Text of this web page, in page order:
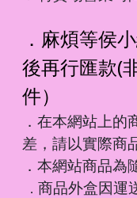
．麻煩等侯
後再行匯款(
件）
．在本網站上
差，請以實際商
．本網站商品為
． 商品外盒因運